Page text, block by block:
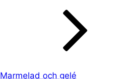
Marmelad och gelé